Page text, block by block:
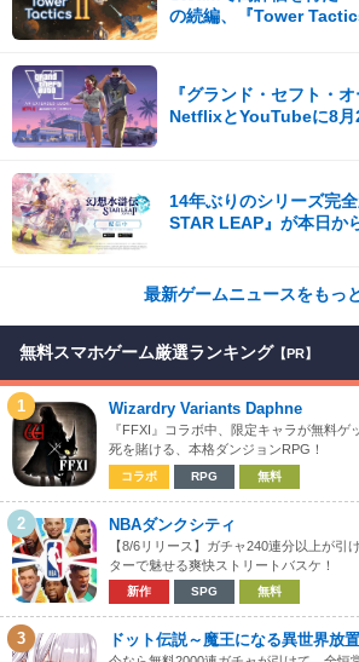
の続編、『Tower
『グランド・セフト・
NetflixとYouTubeに8月
14年ぶりのシリーズ完
STAR LEAP』が本日か
最新ゲームニュースをもっ
無料スマホゲーム厳選ランキング 【PR】
1 Wizardry Variants Daphne
『FFXI』コラボ中、限定キャラが無料ゲ
死を賭ける、本格ダンジョンRPG！
コラボ RPG 無料
2 NBAダンクシティ
【8/6リリース】ガチャ240連分以上が引
ターで魅せる爽快ストリートバスケ！
新作 SPG 無料
3 ドット伝説～魔王になる異世界放